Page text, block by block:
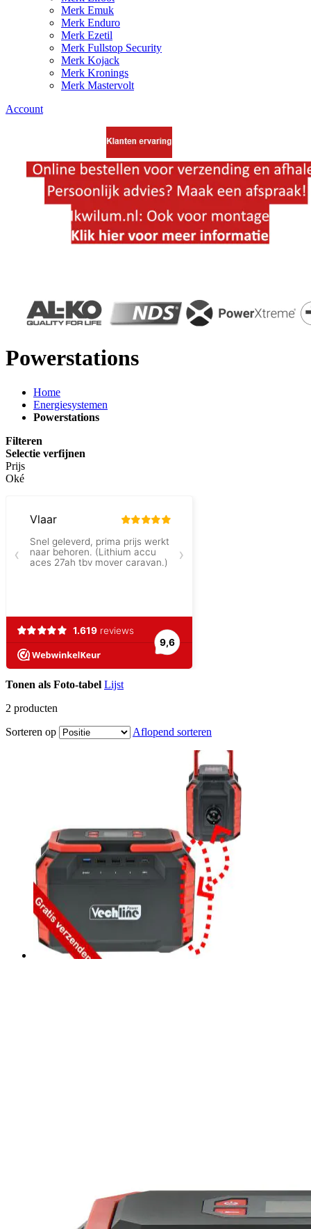
Merk Emuk
Merk Enduro
Merk Ezetil
Merk Fullstop Security
Merk Kojack
Merk Kronings
Merk Mastervolt
Account
Powerstations
Home
Energiesystemen
Powerstations
Filteren
Selectie verfijnen
Prijs
Oké
Tonen als Foto-tabel Lijst
2 producten
Sorteren op
Aflopend sorteren